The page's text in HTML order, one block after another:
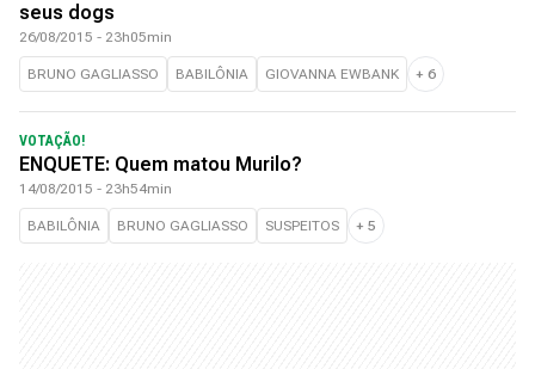
seus dogs
26/08/2015 - 23h05min
BRUNO GAGLIASSO BABILÔNIA GIOVANNA EWBANK + 6
VOTAÇÃO!
ENQUETE: Quem matou Murilo?
14/08/2015 - 23h54min
BABILÔNIA BRUNO GAGLIASSO SUSPEITOS + 5